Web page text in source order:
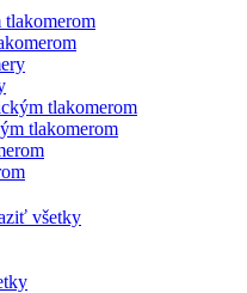
tlakomerom
všetky